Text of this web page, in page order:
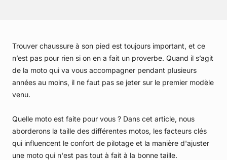
Trouver chaussure à son pied est toujours important, et ce
n’est pas pour rien si on en a fait un proverbe. Quand il s’agit
de la moto qui va vous accompagner pendant plusieurs
années au moins, il ne faut pas se jeter sur le premier modèle
venu.
Quelle moto est faite pour vous ? Dans cet article, nous
aborderons la taille des différentes motos, les facteurs clés
qui influencent le confort de pilotage et la manière d'ajuster
une moto qui n'est pas tout à fait à la bonne taille.